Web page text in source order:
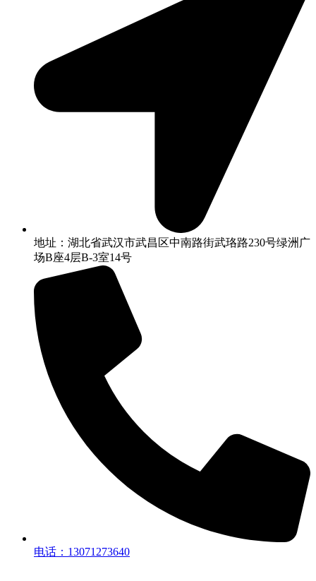
地址：湖北省武汉市武昌区中南路街武珞路230号绿洲广
场B座4层B-3室14号
电话：13071273640